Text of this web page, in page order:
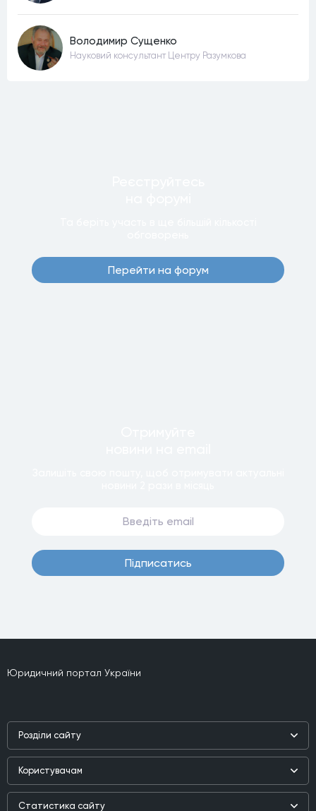
Володимир Сущенко
Науковий консультант Центру Разумкова
Перейти на форум
Пiдписатись
Юридичний портал України
Роздiли сайту
Наука
Практика
Користувачам
Реєстр користувачiв
Статистика сайту